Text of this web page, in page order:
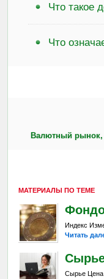
Что такое
Что
Валютный рынок,
МАТЕРИАЛЫ ПО ТЕМЕ
Индекс
Читать
Сырье Цена